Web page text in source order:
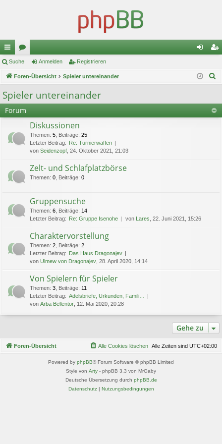
ch
ne
llz
ug
or
en m ist
re
Suche Anmelden Registrieren
Foren-Übersicht Spieler untereinander
e
Spieler untereinander
Forum
Diskussionen
Themen: 5 Beiträge: 25
Letzter Beitrag: Re: Turnierwaffen
von Seidenzopf , 24. Oktober 2021, 21:03
Zelt- und Schlafplatzbörse
Themen: 0 Beiträge: 0
Gruppensuche
Themen: 6 Beiträge: 14
Letzter Beitrag: Re: Gruppe Isenohe von Lares , 22. Juni 2021, 15:26
Charaktervorstellung
Themen: 2 Beiträge: 2
Letzter Beitrag: Das Haus Dragonajev
von Ulmew von Dragonajev , 28. April 2020, 14:14
Von Spielern für Spieler
Themen: 3 Beiträge: 11
Letzter Beitrag: Adelsbriefe, Urkunden, Famili…
von Arba Bellentor , 12. Mai 2020, 20:28
Gehe zu
Foren-Übersicht Alle Zeiten sind UTC+02:00
Alle Cookies löschen
Powered by phpBB® Forum Software © phpBB Limited
Style von Arty - phpBB 3.3 von MrGaby
Deutsche Übersetzung durch phpBB.de
Datenschutz| Nutzungsbedingungen